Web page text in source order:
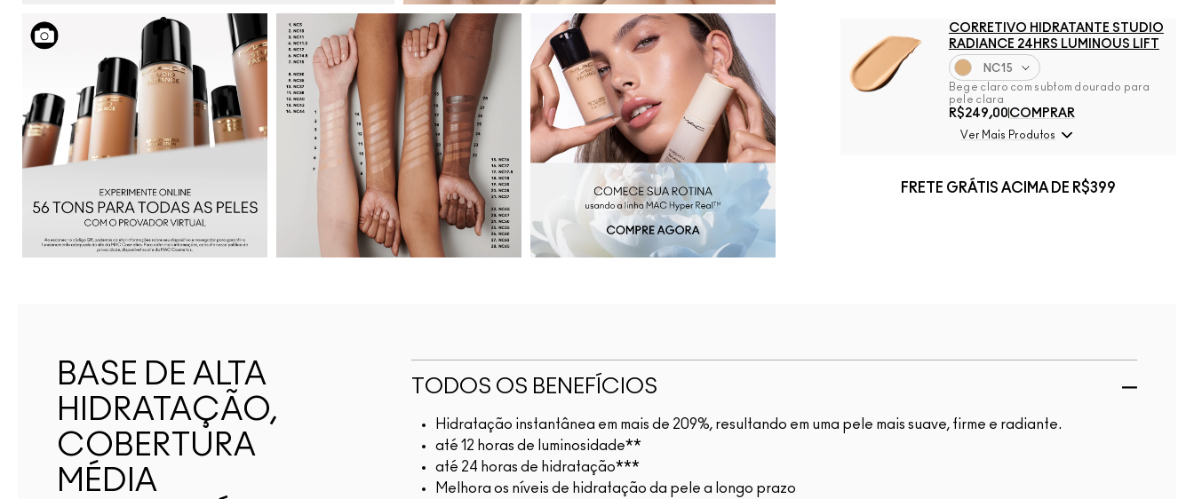
CORRETIVO HIDRATANTE STUDIO
RADIANCE 24HRS LUMINOUS LIFT
NC15
Bege claro com subtom dourado para
pele clara
R$249,00 COMPRAR
Ver Mais Produtos
FRETE GRÁTIS ACIMA DE R$399
BASE DE ALTA
HIDRATAÇÃO,
COBERTURA
MÉDIA
TODOS OS BENEFÍCIOS
Hidratação instantânea em mais de 209%, resultando em uma pele mais suave, firme e radiante.
até 12 horas de luminosidade**
até 24 horas de hidratação***
Melhora os níveis de hidratação da pele a longo prazo